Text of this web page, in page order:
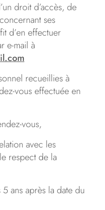
droit d’accès, de
ses
d’en effectuer
e-mail à
recueillies à
vous effectuée en
vous,
avec les
respect de la
ans après la date du